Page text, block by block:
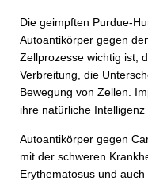
Die geimpften Purdue-
Autoantikörper gegen
Zellprozesse wichtig ist,
Verbreitung, die
Bewegung von Zellen.
ihre natürliche Intelligenz
Autoantikörper gegen
mit der schweren
Erythematosus und